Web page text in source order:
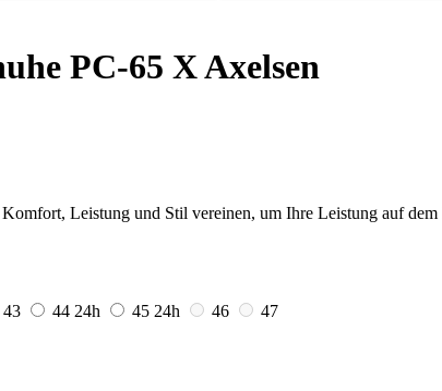
PC-65 X Axelsen
Leistung und Stil vereinen, um Ihre Leistung auf dem
43 44 24h 45 24h 46
47